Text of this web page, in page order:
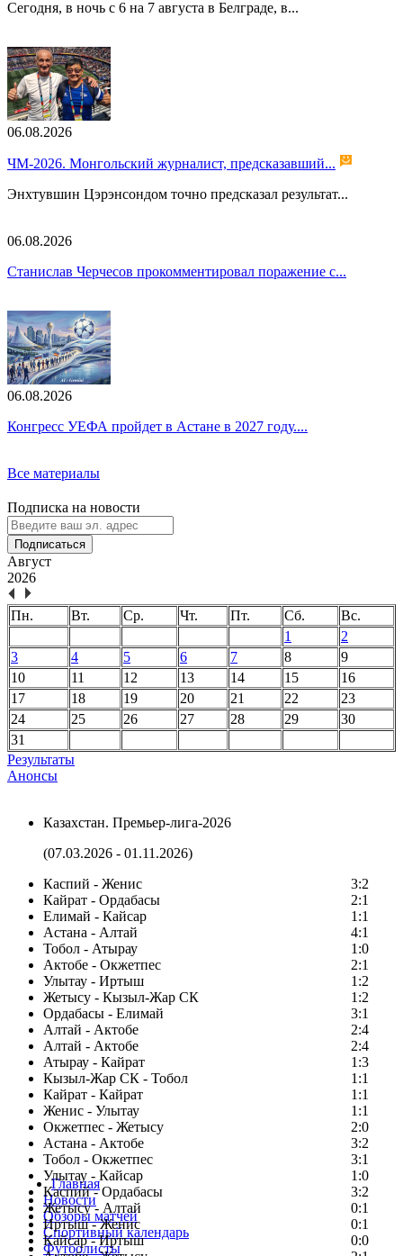
Сегодня, в ночь с 6 на 7 августа в Белграде, в...
06.08.2026
ЧМ-2026. Монгольский журналист, предсказавший...
Энхтувшин Цэрэнсондом точно предсказал результат...
06.08.2026
Станислав Черчесов прокомментировал поражение с...
06.08.2026
Конгресс УЕФА пройдет в Астане в 2027 году....
Все материалы
Подписка на новости
Подписаться
Август
2026
Пн. Вт. Ср. Чт. Пт. Сб.
Вс.
1
2
3
4 5 6 7 8
9
10
11 12 13 14 15
16
17
18 19 20 21 22
23
24
25 26 27 28 29
30
31
Результаты
Анонсы
Казахстан. Премьер-лига-2026
(07.03.2026 - 01.11.2026)
Каспий - Женис
3:2
Кайрат - Ордабасы
2:1
Елимай - Кайсар
1:1
Астана - Алтай
4:1
Тобол - Атырау
1:0
Актобе - Окжетпес
2:1
Улытау - Иртыш
1:2
Жетысу - Кызыл-Жар СК
1:2
Ордабасы - Елимай
3:1
Алтай - Актобе
2:4
Алтай - Актобе
2:4
Атырау - Кайрат
1:3
Кызыл-Жар СК - Тобол
1:1
Кайрат - Кайрат
1:1
Женис - Улытау
1:1
Окжетпес - Жетысу
2:0
Астана - Актобе
3:2
Тобол - Окжетпес
3:1
Улытау - Кайсар
1:0
Каспий - Ордабасы
3:2
Жетысу - Алтай
0:1
Иртыш - Женис
0:1
Кайсар - Иртыш
0:0
Главная
Новости
Обзоры матчей
Спортивный календарь
Футболисты